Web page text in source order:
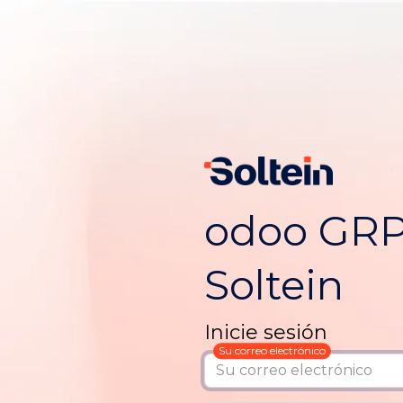
odoo
Soltein
Inicie sesión
Su correo electrónico